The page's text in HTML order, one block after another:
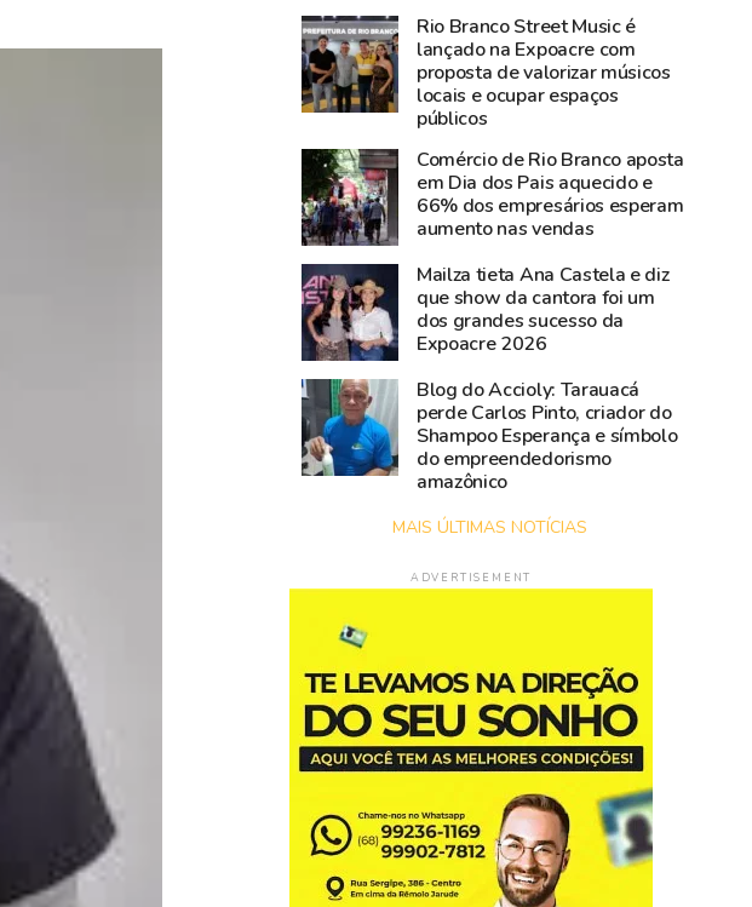
na
UTI
do
Pronto-
Socorro
Rio
Branco
sábado
por
instabilidade
técnica
Rio Branco Street Music é
lançado na Expoacre com
proposta de valorizar músicos
locais e ocupar espaços
públicos
Comércio de Rio Branco aposta
em Dia dos Pais aquecido e
66% dos empresários esperam
aumento nas vendas
Mailza tieta Ana Castela e diz
que show da cantora foi um
dos grandes sucesso da
Expoacre 2026
Blog do Accioly: Tarauacá
perde Carlos Pinto, criador do
Shampoo Esperança e símbolo
do empreendedorismo
amazônico
MAIS ÚLTIMAS NOTÍCIAS
ADVERTISEMENT